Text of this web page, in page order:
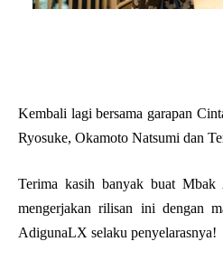
Kembali lagi bersama garapan
Ryosuke, Okamoto Natsumi dan
Terima kasih banyak buat Mbak
mengerjakan rilisan ini dengan
AdigunaLX selaku penyelarasnya!